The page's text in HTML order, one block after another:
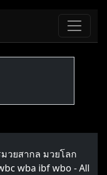
วยสากล มวยโลก
wba ibf wbo - All